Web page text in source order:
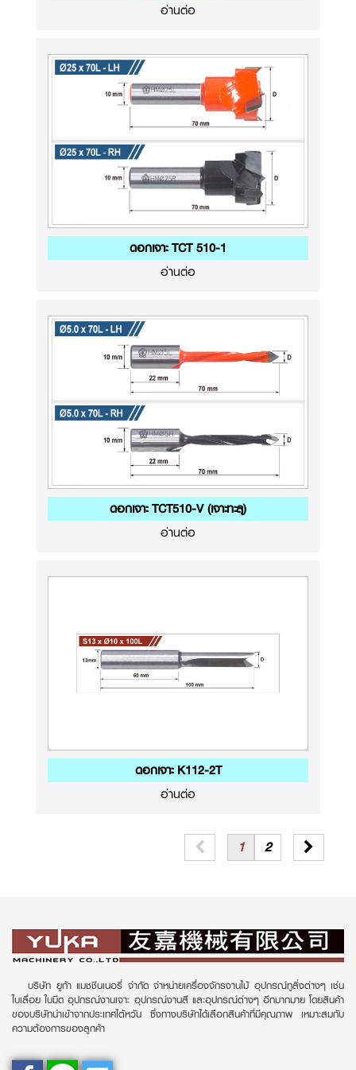
อ่านต่อ
ดอกเจาะ TCT 510-1
อ่านต่อ
ดอกเจาะ TCT510-V (เจาะทะลุ)
อ่านต่อ
ดอกเจาะ K112-2T
อ่านต่อ
1 2
บริษัท ยูก้า แมชชีนเนอรี่ จำกัด จำหน่ายเครื่องจักรงานไม้ อุปกรณ์ทูลิ่งต่างๆ เช่น
ใบเลื่อย ใบมีด อุปกรณ์งานเจาะ อุปกรณ์งานสี และอุปกรณ์ต่างๆ อีกมากมาย โดยสินค้า
ของบริษัทนำเข้าจากประเทศไต้หวัน ซึ่งทางบริษัทได้เลือกสินค้าที่มีคุณภาพ เหมาะสมกับ
ความต้องการของลูกค้า